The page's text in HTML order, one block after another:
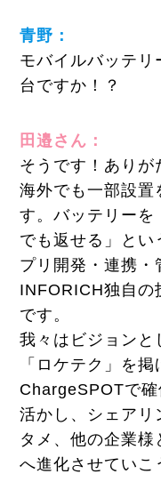
青野：
モバイルバッテ
台ですか！？
田邉さん：
そうです！ありが
海外でも一部設置
す。バッテリーを
でも返せる」とい
プリ開発・連携・
INFORICH独自の
です。
我々はビジョンと
「ロケテク」を
ChargeSPOTで
活かし、シェアリ
タメ、他の企業様
へ進化させていこ